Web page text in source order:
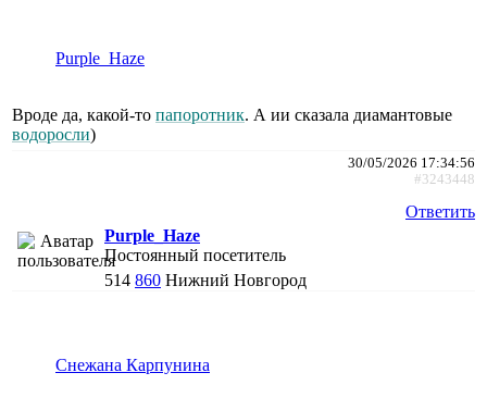
Purple_Haze
Вроде да, какой-то папоротник. А ии сказала диамантовые
водоросли)
30/05/2026 17:34:56
#3243448
Ответить
Purple_Haze
Постоянный посетитель
514 860 Нижний Новгород
Снежана Карпунина